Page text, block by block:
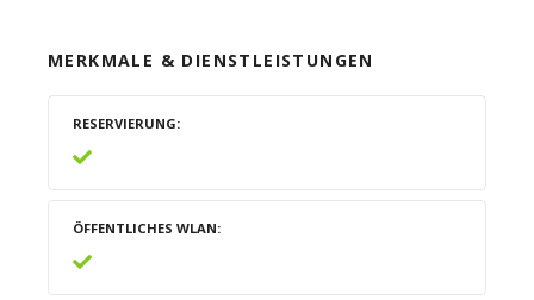
MERKMALE & DIENSTLEISTUNGEN
RESERVIERUNG
ÖFFENTLICHES WLAN